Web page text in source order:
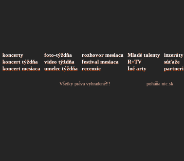
koncerty foto-týždňa rozhovor mesiaca Mladé talenty
inzeráty
koncert týždňa video týždňa festival mesiaca R+TV
súťaže
koncert mesiaca umelec týždňa recenzie Iné arty partneri
Všetky práva vyhradené!!! poháňa nic.sk